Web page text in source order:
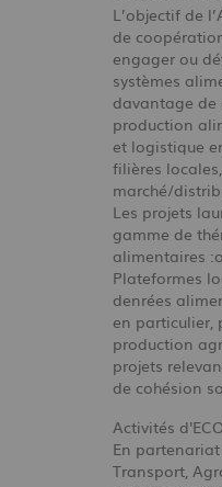
L’objectif de
de
engager ou
systèmes
davantage de
production
et logistique
filières
marché/
Les projets
gamme de
alimentaires
Plateformes
denrées
en particulier,
production
projets
de cohésion
Activités
En
Transport,